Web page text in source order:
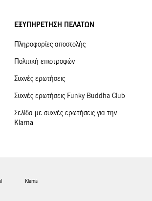
ΕΞΥΠΗΡΕΤΗΣΗ ΠΕΛΑΤΩΝ
Πληροφορίες αποστολής
Πολιτική επιστροφών
Συχνές ερωτήσεις
Συχνές ερωτήσεις Funky Buddha Club
Σελίδα με συχνές ερωτήσεις για την
Klarna
Klarna